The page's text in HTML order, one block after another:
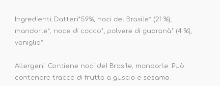
Ingredienti: Datteri*59%, noci del Brasile* (21 %),
mandorle*, noce di cocco*, polvere di guaranà* (4 %),
vaniglia*.
Allergeni: Contiene noci del Brasile, mandorle. Può
contenere tracce di frutta a guscio e sesamo.